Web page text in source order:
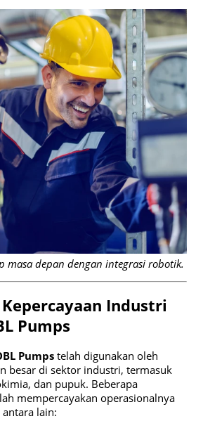
masa depan dengan integrasi robotik.
Industri
Pumps
Pumpstelah digunakan oleh
besar di sektor industri, termasuk
dan pupuk. Beberapa
mempercayakan operasionalnya
antara lain: